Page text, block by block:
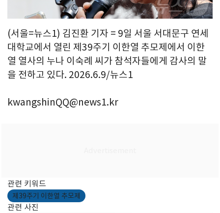
(서울=뉴스1) 김진환 기자 = 9일 서울 서대문구 연세
대학교에서 열린 제39주기 이한열 추모제에서 이한
열 열사의 누나 이숙례 씨가 참석자들에게 감사의 말
을 전하고 있다. 2026.6.9/뉴스1
kwangshinQQ@news1.kr
관련 키워드
제39주기 이한열 추모제
관련 사진